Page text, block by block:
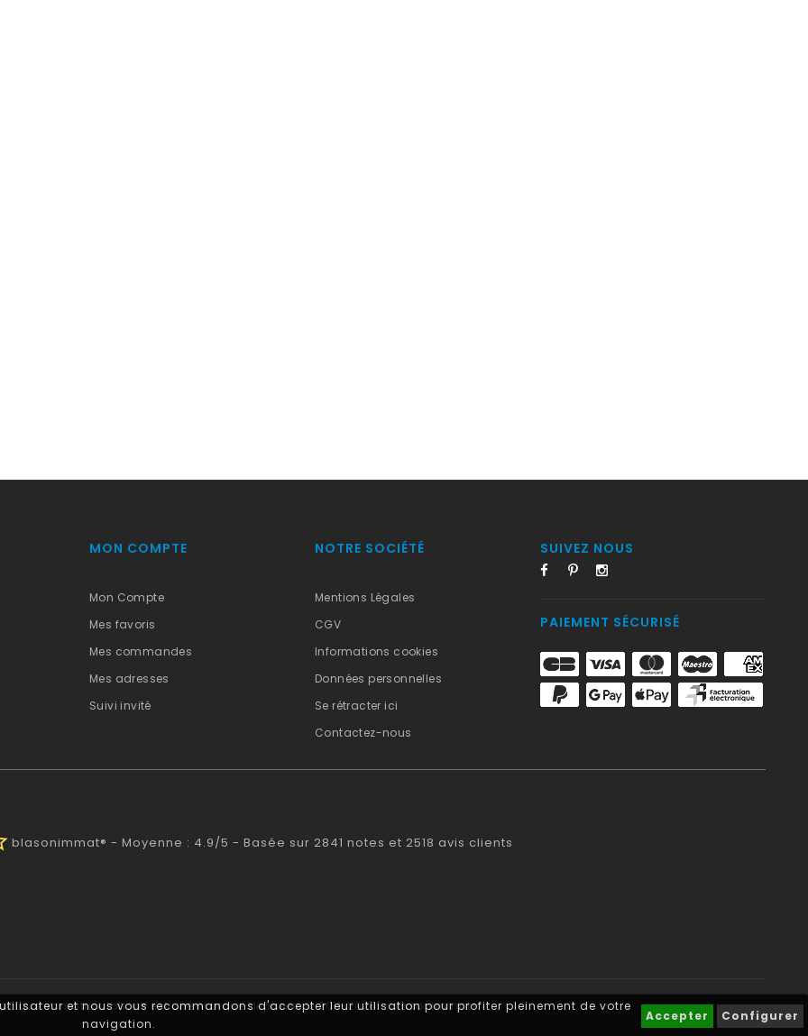
et nous vous recommandons d'accepter leur utilisation pour profiter pleinement de votre
navigation.
Accepter Configurer
MON COMPTE
Mon Compte
Mes favoris
Mes commandes
Mes adresses
Suivi invité
NOTRE SOCIÉTÉ
Mentions Légales
CGV
Informations cookies
Données personnelles
Se rétracter ici
Contactez-nous
SUIVEZ NOUS
PAIEMENT SÉCURISÉ
blasonimmat® - Moyenne : 4.9/5 - Basée sur 2841 notes et 2518 avis clients
immatriculation® est une marque déposée. © 2011-2026 - blasonimmat®